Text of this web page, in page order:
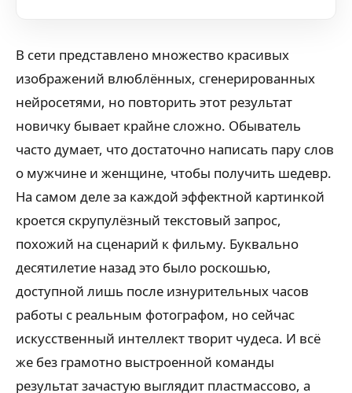
В сети представлено множество красивых
изображений влюблённых, сгенерированных
нейросетями, но повторить этот результат
новичку бывает крайне сложно. Обыватель
часто думает, что достаточно написать пару слов
о мужчине и женщине, чтобы получить шедевр.
На самом деле за каждой эффектной картинкой
кроется скрупулёзный текстовый запрос,
похожий на сценарий к фильму. Буквально
десятилетие назад это было роскошью,
доступной лишь после изнурительных часов
работы с реальным фотографом, но сейчас
искусственный интеллект творит чудеса. И всё
же без грамотно выстроенной команды
результат зачастую выглядит пластмассово, а